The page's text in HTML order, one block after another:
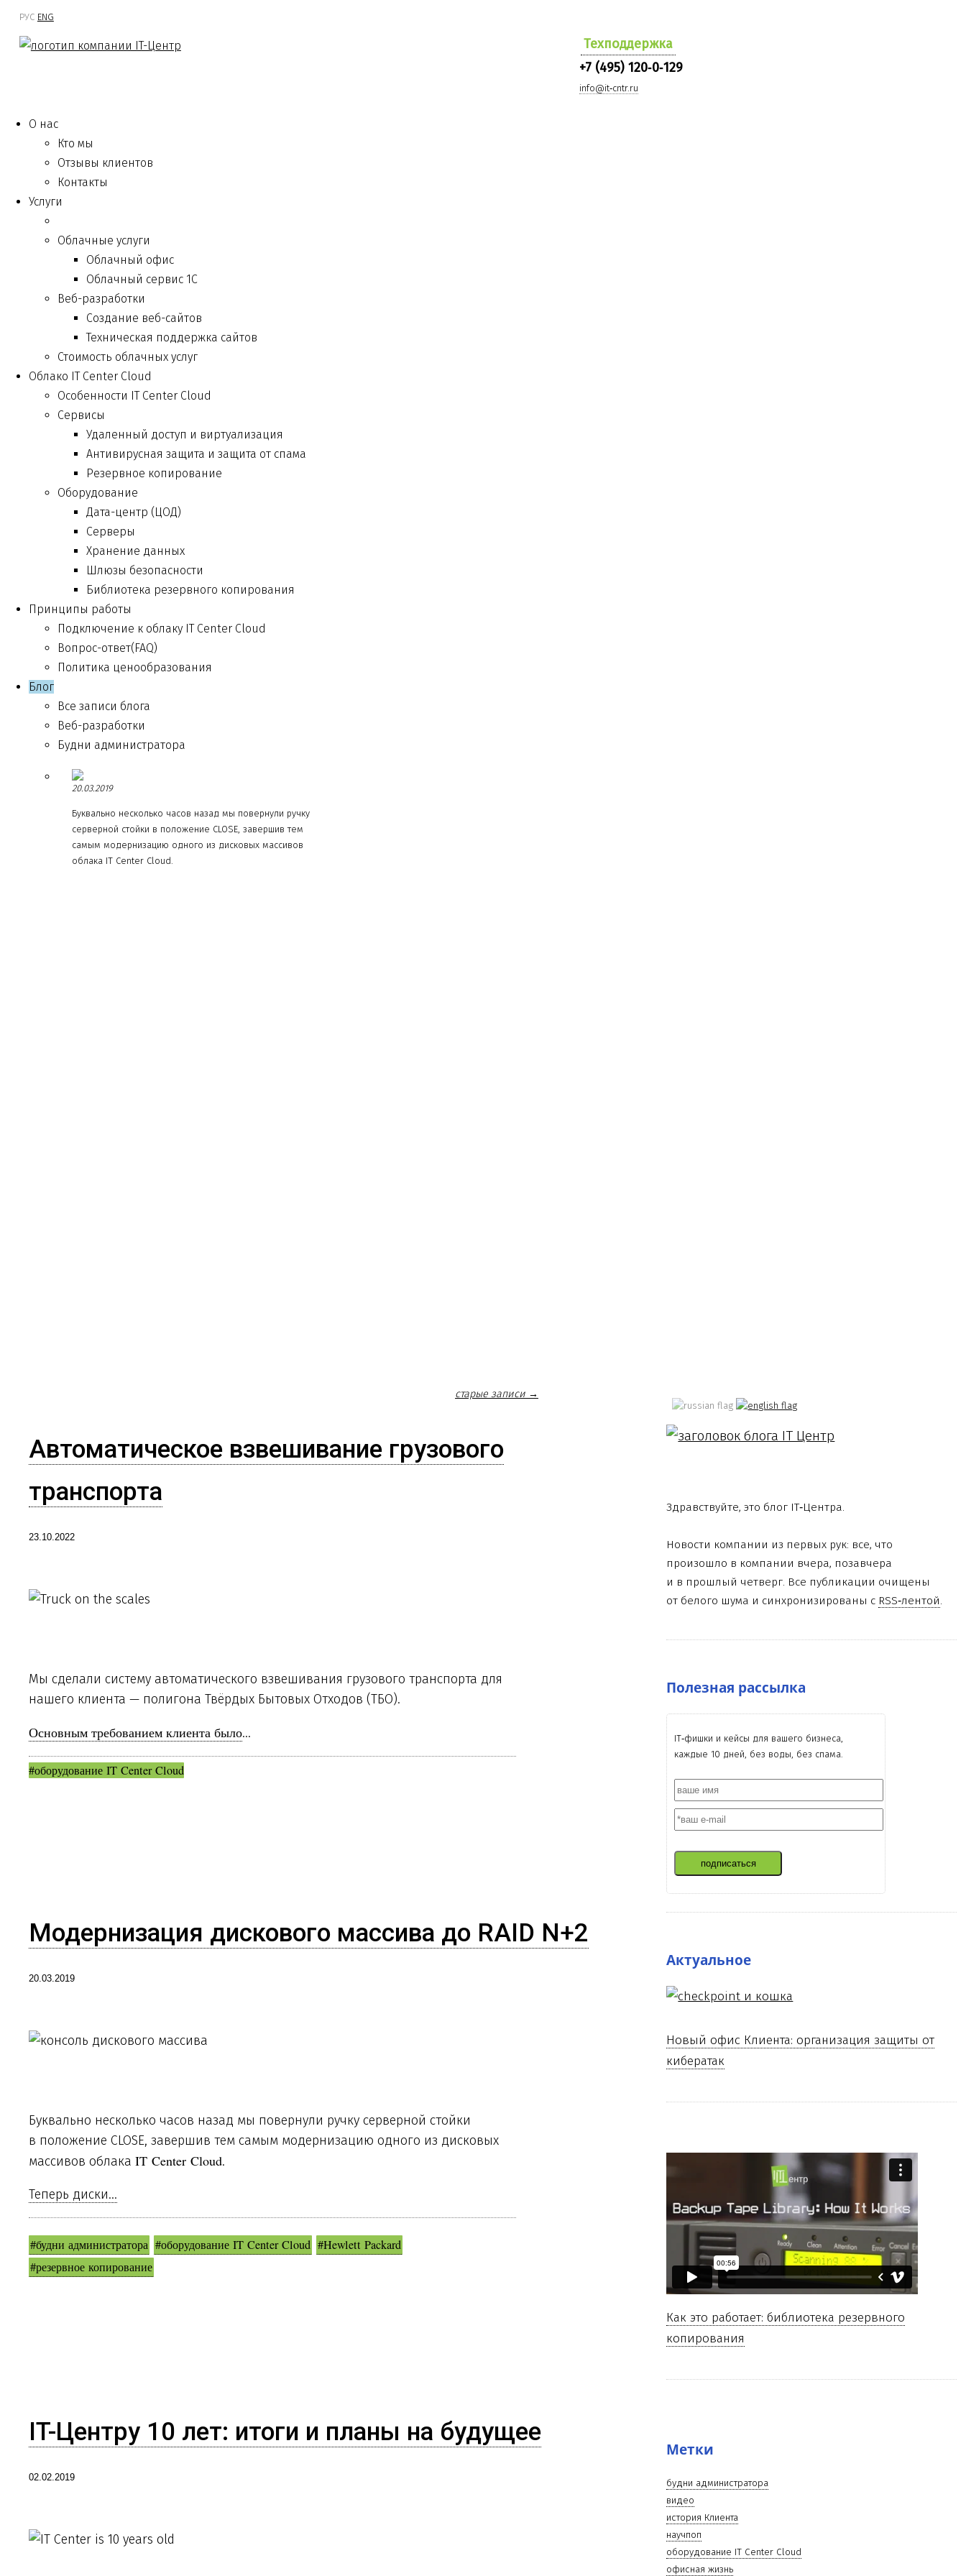
РУС ENG
Техподдержка
+7 (495) 120‑0‑129
info@it‑cntr.ru
О нас
Кто мы
Отзывы клиентов
Контакты
Услуги
Облачные услуги
Облачный офис
Облачный сервис 1С
Веб-разработки
Создание веб-сайтов
Техническая поддержка сайтов
Стоимость облачных услуг
Облако IT Center Cloud
Особенности IT Center Cloud
Сервисы
Удаленный доступ и виртуализация
Антивирусная защита и защита от спама
Резервное копирование
Оборудование
Дата-центр (ЦОД)
Серверы
Хранение данных
Шлюзы безопасности
Библиотека резервного копирования
Принципы работы
Подключение к облаку IT Center Cloud
Вопрос-ответ(FAQ)
Политика ценообразования
Блог
Все записи блога
Веб-разработки
Будни администратора
20.03.2019
Буквально несколько часов назад мы повернули ручку
серверной стойки в положение CLOSE, завершив тем
самым модернизацию одного из дисковых массивов
облака IT Center Cloud.
Здравствуйте, это блог IT‑Центра.
Новости компании из первых рук: все, что
произошло в компании вчера, позавчера
и в прошлый четверг. Все публикации очищены
от белого шума и синхронизированы с RSS‑лентой.
Полезная рассылка
IT‑фишки и кейсы для вашего бизнеса,
каждые 10 дней, без воды, без спама.
подписаться
Актуальное
Новый офис Клиента: организация защиты от
кибератак
Как это работает: библиотека резервного
копирования
Метки
будни администратора
видео
история Клиента
научпоп
оборудование IT Center Cloud
офисная жизнь
старые записи →
Автоматическое взвешивание грузового
транспорта
23.10.2022
Мы сделали систему автоматического взвешивания грузового транспорта для
нашего клиента — полигона Твёрдых Бытовых Отходов (ТБО).
Основным требованием клиента было...
#оборудование IT Center Cloud
Модернизация дискового массива до RAID N+2
20.03.2019
Буквально несколько часов назад мы повернули ручку серверной стойки
в положение CLOSE, завершив тем самым модернизацию одного из дисковых
массивов облакаIT Center Cloud.
Теперь диски...
#будни администратора #оборудование IT Center Cloud #Hewlett Packard
#резервное копирование
IT-Центру 10 лет: итоги и планы на будущее
02.02.2019